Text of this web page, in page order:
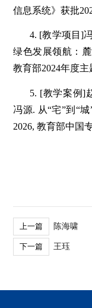
信息系统》获批
4. [教学项目]
绿色发展领航：
教育部2024年度主
5. [教学案例]
冯源. 从“宅”到“
2026, 教育部中国
上一篇 陈海啸
下一篇 王珏